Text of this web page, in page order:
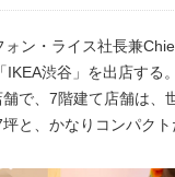
ン・ライス社長兼
渋谷」を出店する
で、7階建て店舗は、
と、かなりコンパクト